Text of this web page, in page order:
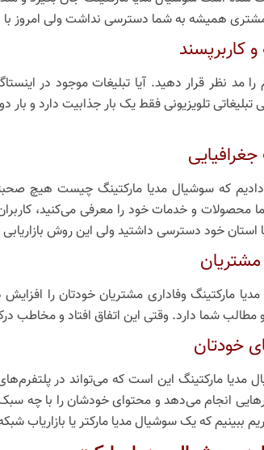
مشتری همیشه به شما دسترسی نداشت ولی امروز
مد نظر قرار دهید. آیا تبلیغات موجود در
تلویزیونی فقط یک بار جذابیت دارد و
که سوشیال مدیا مارکتینگ چیست هیچ
محصولات و خدمات خود را معرفی می‌کنید،
خود دسترسی داشتید ولی این روش
مارکتینگ وفاداری مشتریان خودتان را
شما دارد. وقتی این اتفاق افتاد و مخاطب
مدیا مارکتینگ این است که می‌تواند در
انجام می‌دهد و محتوای خودشان را با چه سبک
ببینیم که یک سوشیال مدیا مارکتر یا بازاریاب